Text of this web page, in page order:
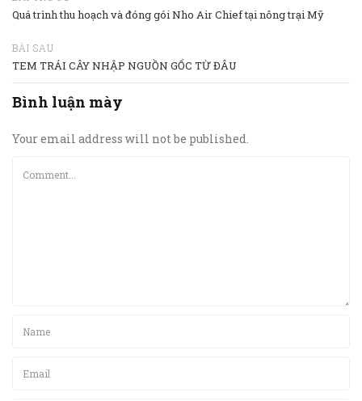
Quá trình thu hoạch và đóng gói Nho Air Chief tại nông trại Mỹ
BÀI SAU
TEM TRÁI CÂY NHẬP NGUỒN GỐC TỪ ĐÂU
Bình luận mày
Your email address will not be published.